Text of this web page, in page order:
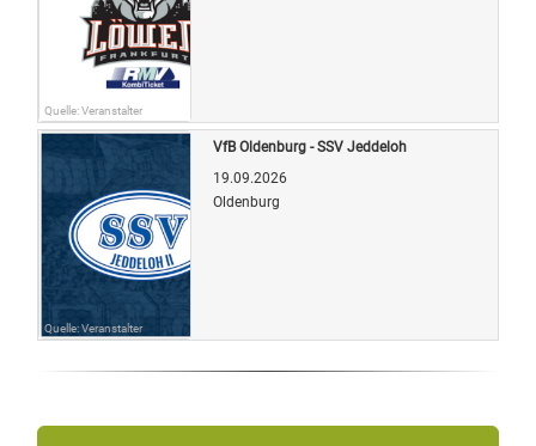
Quelle: Veranstalter
Quelle: Veranstalter
VfB Oldenburg - SSV Jeddeloh
19.09.2026
Oldenburg